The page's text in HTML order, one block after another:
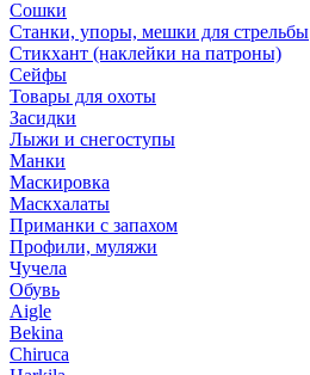
Сошки
Станки, упоры, мешки для стрельбы
Стикхант (наклейки на патроны)
Сейфы
Товары для охоты
Засидки
Лыжи и снегоступы
Манки
Маскировка
Маскхалаты
Приманки с запахом
Профили, муляжи
Чучела
Обувь
Aigle
Bekina
Chiruсa